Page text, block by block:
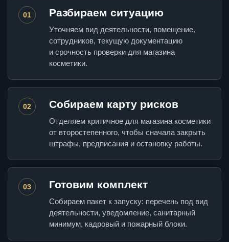
01 Разбираем ситуацию
Уточняем вид деятельности, помещение,
сотрудников, текущую документацию
и срочность проверки для магазина
косметики.
02 Собираем карту рисков
Отделяем критичное для магазина косметики
от второстепенного, чтобы сначала закрыть
штрафы, предписания и остановку работы.
03 Готовим комплект
Собираем пакет к запуску: перечень под вид
деятельности, уведомление, санитарный
минимум, кадровый и пожарный блоки.